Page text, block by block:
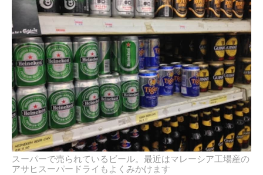
スーパーで売られているビール。最近はマレーシア工場産の
アサヒスーパードライもよくみかけます